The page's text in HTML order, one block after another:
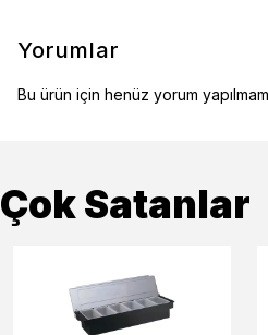
Yorumlar
Bu ürün için henüz yorum
Çok Satanlar